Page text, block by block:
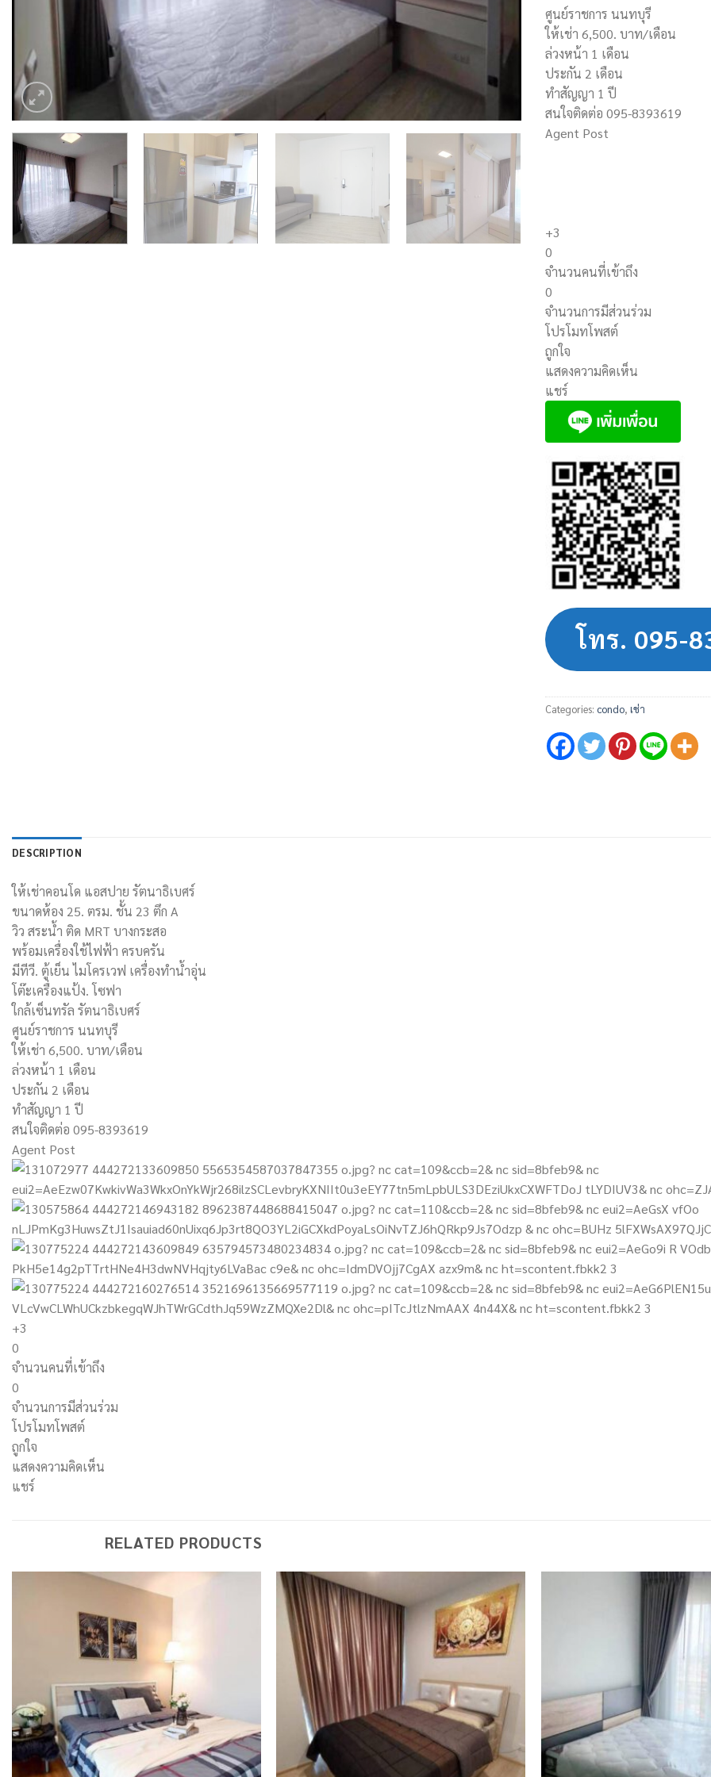
ศูนย์ราชการ นนทบุรี
ให้เช่า 6,500. บาท/เดือน
ล่วงหน้า 1 เดือน
ประกัน 2 เดือน
ทำสัญญา 1 ปี
สนใจติดต่อ 095-8393619
Agent Post
+3
0
จำนวนคนที่เข้าถึง
0
จำนวนการมีส่วนร่วม
โปรโมทโพสต์
ถูกใจ
แสดงความคิดเห็น
แชร์
โทร. 095-
Categories: condo, เช่า
DESCRIPTION
ให้เช่าคอนโด แอสปาย รัตนาธิเบศร์
ขนาดห้อง 25. ตรม. ชั้น 23 ตึก A
วิว สระน้ำ ติด MRT บางกระสอ
พร้อมเครื่องใช้ไฟฟ้า ครบครัน
มีทีวี. ตู้เย็น ไมโครเวฟ เครื่องทำนํ้าอุ่น
โต๊ะเครื่องแป้ง. โซฟา
ใกล้เซ็นทรัล รัตนาธิเบศร์
ศูนย์ราชการ นนทบุรี
ให้เช่า 6,500. บาท/เดือน
ล่วงหน้า 1 เดือน
ประกัน 2 เดือน
ทำสัญญา 1 ปี
สนใจติดต่อ 095-8393619
Agent Post
+3
0
จำนวนคนที่เข้าถึง
0
จำนวนการมีส่วนร่วม
โปรโมทโพสต์
ถูกใจ
แสดงความคิดเห็น
แชร์
RELATED PRODUCTS